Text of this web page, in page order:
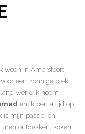
woon in Amersfoort.
een zonnige plek
werk. Ik noem
en ik ben altijd op
is mijn passie, en
ontdekken, koken